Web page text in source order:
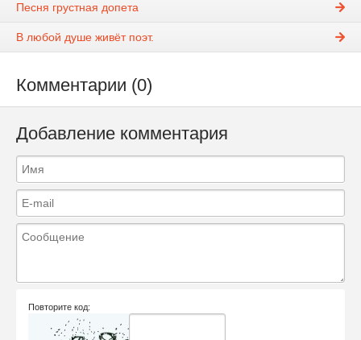
Песня грустная допета
В любой душе живёт поэт.
Комментарии (0)
Добавление комментария
Повторите код: